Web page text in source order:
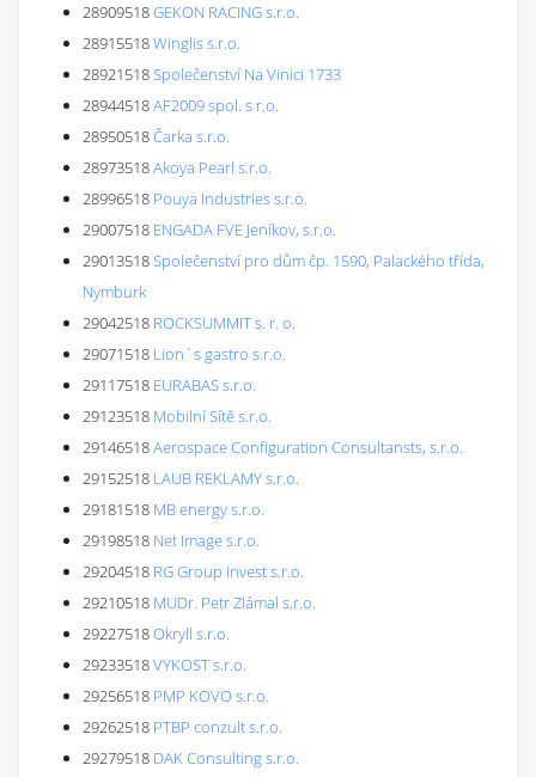
28909518GEKON RACING s.r.o.
28915518Winglis s.r.o.
28921518Společenství Na Vinici 1733
28944518AF2009 spol. s r.o.
28950518Čarka s.r.o.
28973518Akoya Pearl s.r.o.
28996518 Pouya Industries s.r.o.
29007518 ENGADA FVE Jeníkov, s.r.o.
29013518Společenství pro dům čp. 1590, Palackého třída,
Nymburk
29042518 ROCKSUMMIT s. r. o.
29071518 Lion´s gastro s.r.o.
29117518 EURABAS s.r.o.
29123518 Mobilní Sítě s.r.o.
29146518Aerospace Configuration Consultansts, s.r.o.
29152518 LAUB REKLAMY s.r.o.
29181518 MB energy s.r.o.
29198518 Net Image s.r.o.
29204518 RG Group Invest s.r.o.
29210518 MUDr. Petr Zlámal s.r.o.
29227518Okryll s.r.o.
29233518VYKOST s.r.o.
29256518 PMP KOVO s.r.o.
29262518 PTBP conzult s.r.o.
29279518 DAK Consulting s.r.o.